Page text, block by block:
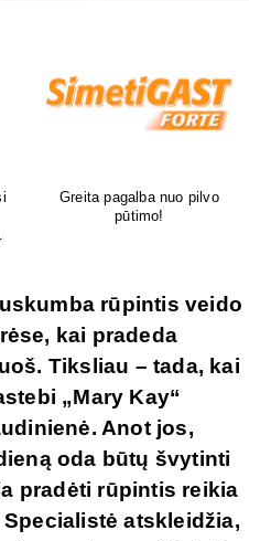
Greita pagalba nuo pilvo
pūtimo!
rūpintis veido
kai pradeda
Tiksliau – tada, kai
„Mary Kay“
Anot jos,
oda būtų švytinti
pradėti rūpintis reikia
atskleidžia,